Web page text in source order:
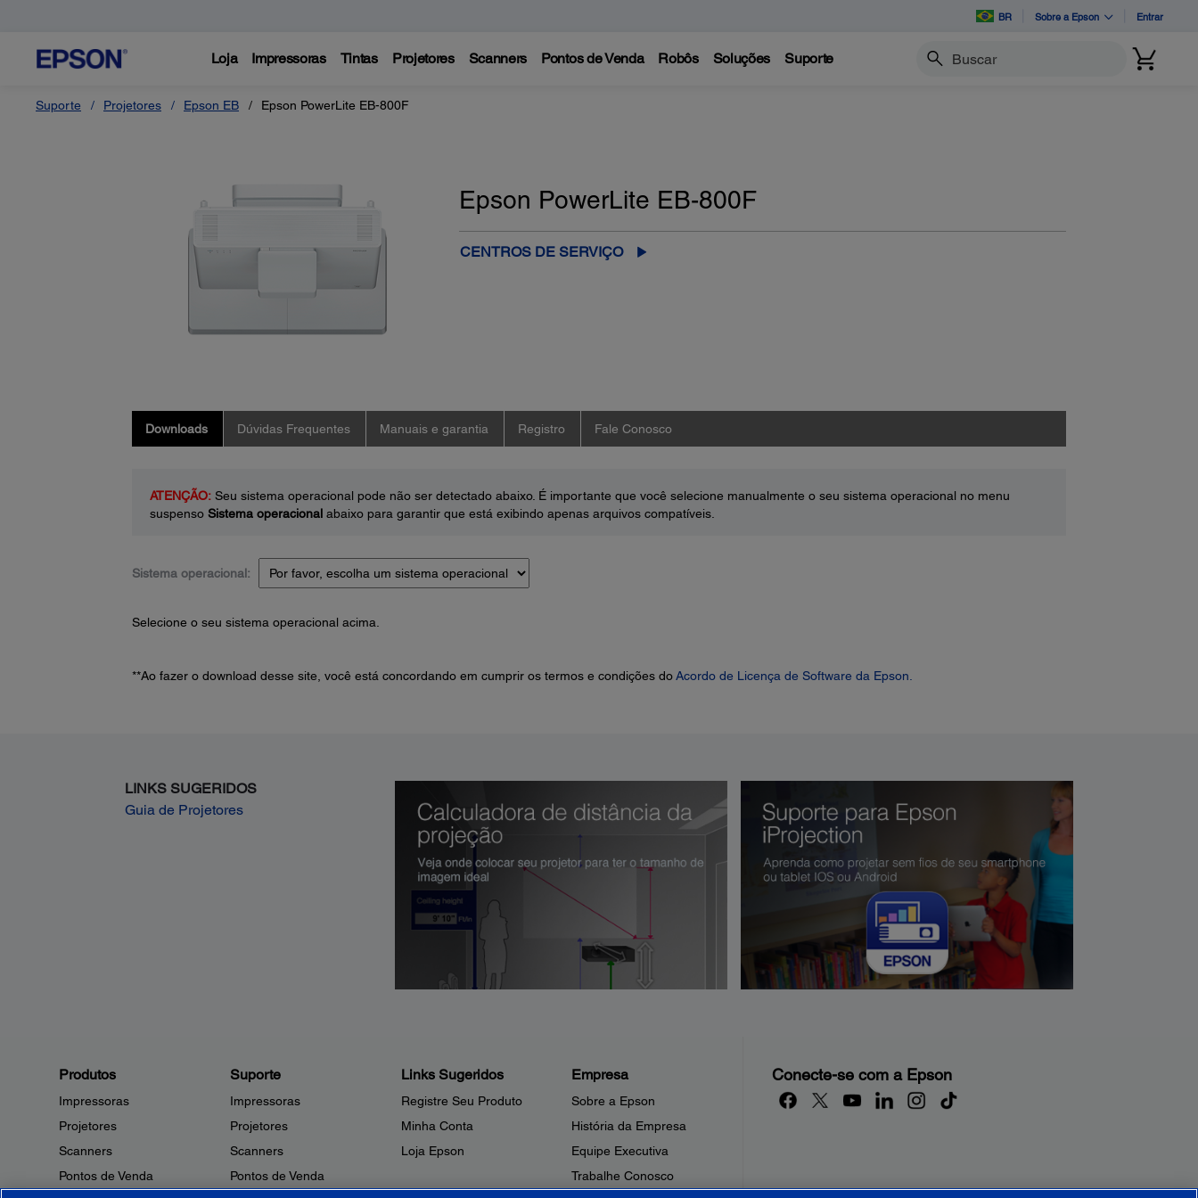
BR Sobre a Epson Entrar
Loja Impressoras Tintas Projetores Scanners Pontos de Venda Robôs Soluções Suporte Buscar
Suporte Projetores Epson EB Epson PowerLite EB-800F
Epson PowerLite EB-800F
CENTROS DE SERVIÇO
Downloads Dúvidas Frequentes Manuais e garantia Registro Fale Conosco
ATENÇÃO:Seu sistema operacional pode não ser detectado abaixo. É importante que você selecione manualmente o seu sistema operacional no menu
suspenso Sistema operacionalabaixo para garantir que está exibindo apenas arquivos compatíveis.
Sistema operacional:
Selecione o seu sistema operacional acima.
**Ao fazer o download desse site, você está concordando em cumprir os termos e condições doAcordo de Licença de Software da Epson.
LINKS SUGERIDOS
Guia de Projetores
Produtos
Impressoras
Projetores
Scanners
Pontos de Venda
Suporte
Impressoras
Projetores
Scanners
Pontos de Venda
Links Sugeridos
Registre Seu Produto
Minha Conta
Loja Epson
Empresa
Sobre a Epson
História da Empresa
Equipe Executiva
Trabalhe Conosco
Conecte-se com a Epson